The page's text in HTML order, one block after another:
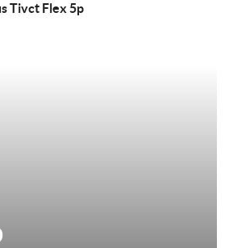
Tivct Flex 5p